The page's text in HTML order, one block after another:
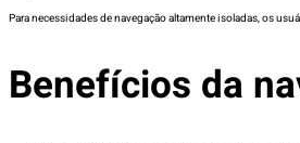
Para necessidades de navegação altamente isoladas, os
Benefícios da